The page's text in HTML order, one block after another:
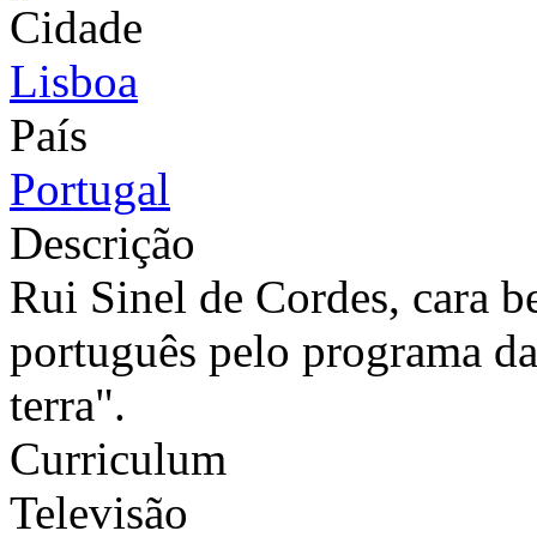
Cidade
Lisboa
País
Portugal
Descrição
Rui Sinel de Cordes, cara
português pelo programa
terra".
Curriculum
Televisão